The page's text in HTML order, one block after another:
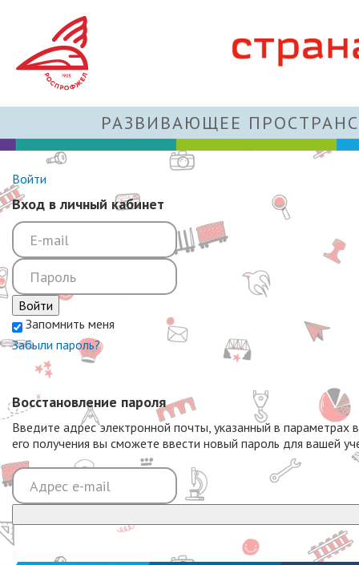
РАЗВИВАЮЩЕЕ
Войти
Вход в личный кабинет
Войти
Запомнить меня
Забыли пароль?
Восстановление пароля
Введите адрес электронной почты, указанный в
его получения вы сможете ввести новый пароль для вашей